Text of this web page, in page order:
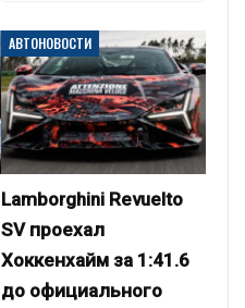
АВТОНОВОСТИ
Lamborghini Revuelto
SV проехал
Хоккенхайм за 1:41.6
до официального